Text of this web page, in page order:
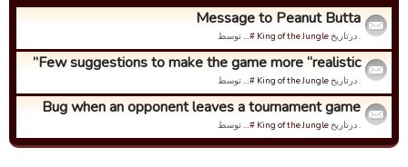
Message to Peanut Butta
. درتاریخKing of the Jungle #… توسط
Few suggestions to make the game more “realistic”
. درتاریخKing of the Jungle #… توسط
Bug when an opponent leaves a tournament game
. درتاریخKing of the Jungle #… توسط